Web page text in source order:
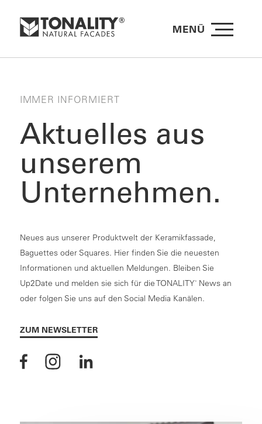
MENÜ
IMMER INFORMIERT
Aktuelles aus
unserem
Unternehmen.
Neues aus unserer Produktwelt der Keramikfassade,
Baguettes oder Squares. Hier finden Sie die neuesten
Informationen und aktuellen Meldungen. Bleiben Sie
Up2Date und melden sie sich für die TONALITY®​ News an
oder folgen Sie uns auf den Social Media Kanälen.
ZUM NEWSLETTER